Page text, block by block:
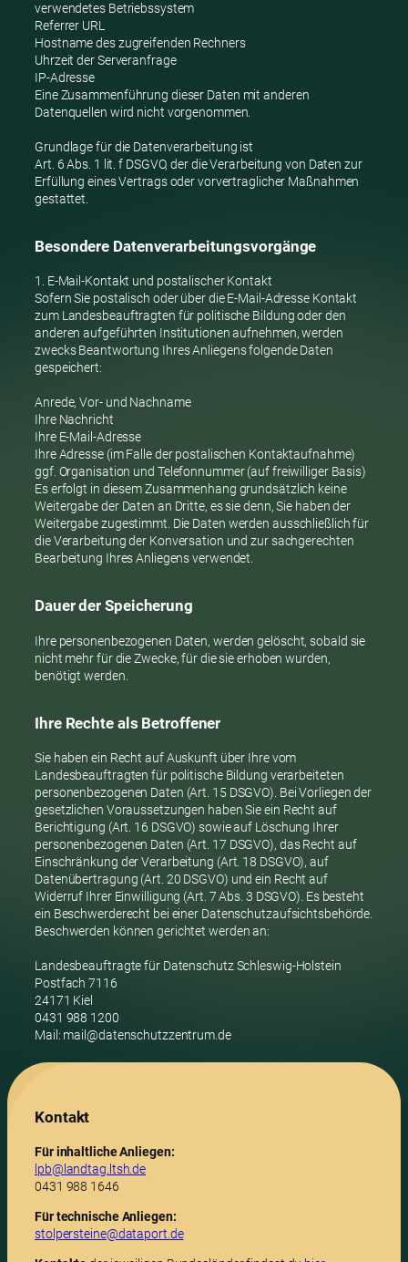
verwendetes Betriebssystem
Referrer URL
Hostname des zugreifenden Rechners
Uhrzeit der Serveranfrage
IP-Adresse
Eine Zusammenführung dieser Daten mit anderen
Datenquellen wird nicht vorgenommen.
Grundlage für die Datenverarbeitung ist
Art. 6 Abs. 1 lit. f DSGVO, der die Verarbeitung von Daten zur
Erfüllung eines Vertrags oder vorvertraglicher Maßnahmen
gestattet.
Besondere Datenverarbeitungsvorgänge
1. E-Mail-Kontakt und postalischer Kontakt
Sofern Sie postalisch oder über die E-Mail-Adresse Kontakt
zum Landesbeauftragten für politische Bildung oder den
anderen aufgeführten Institutionen aufnehmen, werden
zwecks Beantwortung Ihres Anliegens folgende Daten
gespeichert:
Anrede, Vor- und Nachname
Ihre Nachricht
Ihre E-Mail-Adresse
Ihre Adresse (im Falle der postalischen Kontaktaufnahme)
ggf. Organisation und Telefonnummer (auf freiwilliger Basis)
Es erfolgt in diesem Zusammenhang grundsätzlich keine
Weitergabe der Daten an Dritte, es sie denn, Sie haben der
Weitergabe zugestimmt. Die Daten werden ausschließlich für
die Verarbeitung der Konversation und zur sachgerechten
Bearbeitung Ihres Anliegens verwendet.
Dauer der Speicherung
Ihre personenbezogenen Daten, werden gelöscht, sobald sie
nicht mehr für die Zwecke, für die sie erhoben wurden,
benötigt werden.
Ihre Rechte als Betroffener
Sie haben ein Recht auf Auskunft über Ihre vom
Landesbeauftragten für politische Bildung verarbeiteten
personenbezogenen Daten (Art. 15 DSGVO). Bei Vorliegen der
gesetzlichen Voraussetzungen haben Sie ein Recht auf
Berichtigung (Art. 16 DSGVO) sowie auf Löschung Ihrer
personenbezogenen Daten (Art. 17 DSGVO), das Recht auf
Einschränkung der Verarbeitung (Art. 18 DSGVO), auf
Datenübertragung (Art. 20 DSGVO) und ein Recht auf
Widerruf Ihrer Einwilligung (Art. 7 Abs. 3 DSGVO). Es besteht
ein Beschwerderecht bei einer Datenschutzaufsichtsbehörde.
Beschwerden können gerichtet werden an:
Landesbeauftragte für Datenschutz Schleswig-Holstein
Postfach 7116
24171 Kiel
0431 988 1200
Mail: mail@datenschutzzentrum.de
Kontakt
Für inhaltliche Anliegen:
lpb@landtag.ltsh.de
0431 988 1646
Für technische Anliegen:
stolpersteine@dataport.de